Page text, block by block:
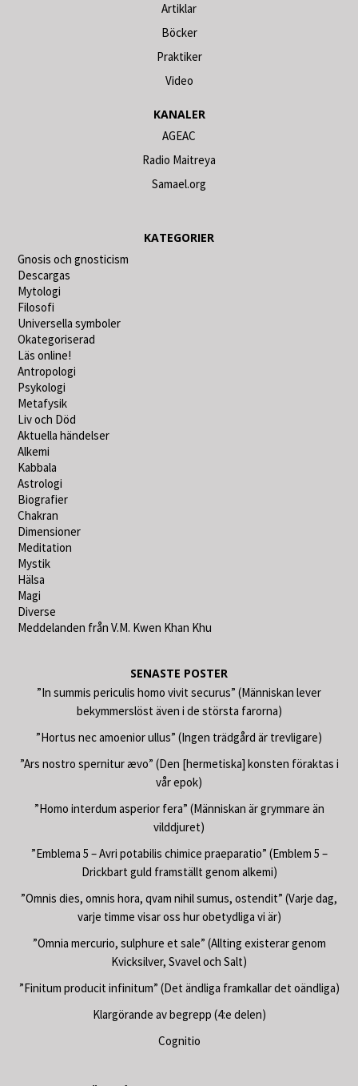
Artiklar
Böcker
Praktiker
Video
KANALER
AGEAC
Radio Maitreya
Samael.org
KATEGORIER
Gnosis och gnosticism
Descargas
Mytologi
Filosofi
Universella symboler
Okategoriserad
Läs online!
Antropologi
Psykologi
Metafysik
Liv och Död
Aktuella händelser
Alkemi
Kabbala
Astrologi
Biografier
Chakran
Dimensioner
Meditation
Mystik
Hälsa
Magi
Diverse
Meddelanden från V.M. Kwen Khan Khu
SENASTE POSTER
”In summis periculis homo vivit securus” (Människan lever
bekymmerslöst även i de största farorna)
”Hortus nec amoenior ullus” (Ingen trädgård är trevligare)
”Ars nostro spernitur ævo” (Den [hermetiska] konsten föraktas i
vår epok)
”Homo interdum asperior fera” (Människan är grymmare än
vilddjuret)
”Emblema 5 – Avri potabilis chimice praeparatio” (Emblem 5 –
Drickbart guld framställt genom alkemi)
”Omnis dies, omnis hora, qvam nihil sumus, ostendit” (Varje dag,
varje timme visar oss hur obetydliga vi är)
”Omnia mercurio, sulphure et sale” (Allting existerar genom
Kvicksilver, Svavel och Salt)
”Finitum producit infinitum” (Det ändliga framkallar det oändliga)
Klargörande av begrepp (4:e delen)
Cognitio